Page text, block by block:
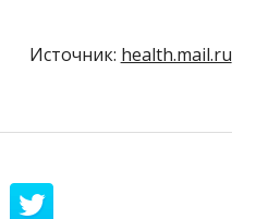
Источник: health.mail.ru